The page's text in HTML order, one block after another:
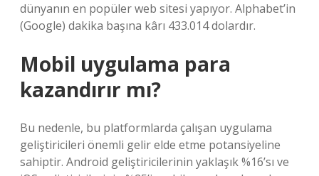
dünyanın en popüler web sitesi yapıyor. Alphabet’in
(Google) dakika başına kârı 433.014 dolardır.
Mobil uygulama para
kazandırır mı?
Bu nedenle, bu platformlarda çalışan uygulama
geliştiricileri önemli gelir elde etme potansiyeline
sahiptir. Android geliştiricilerinin yaklaşık %16’sı ve